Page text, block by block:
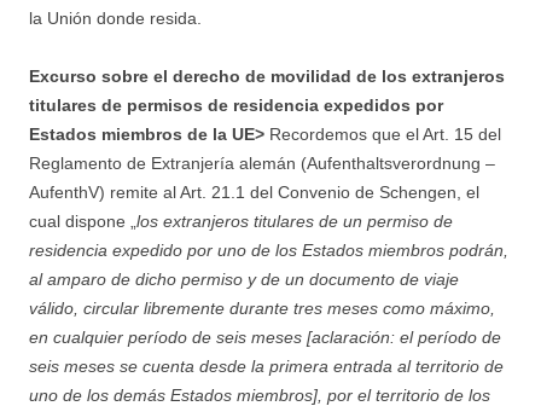
la Unión donde resida.
Excurso sobre el derecho de movilidad de los extranjeros
titulares de permisos de residencia expedidos por
Estados miembros de la UE> Recordemos que el Art. 15 del
Reglamento de Extranjería alemán (Aufenthaltsverordnung –
AufenthV) remite al Art. 21.1 del Convenio de Schengen, el
cual dispone „ los extranjeros titulares de un permiso de
residencia expedido por uno de los Estados miembros podrán,
al amparo de dicho permiso y de un documento de viaje
válido, circular libremente durante tres meses como máximo,
en cualquier período de seis meses [aclaración: el período de
seis meses se cuenta desde la primera entrada al territorio de
uno de los demás Estados miembros], por el territorio de los